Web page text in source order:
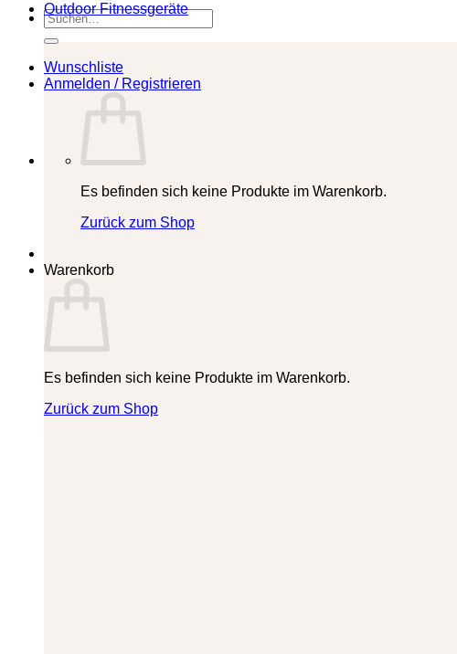
Suchen
nach:
Wunschliste
Anmelden / Registrieren
Es befinden sich keine Produkte im Warenkorb.
Zurück zum Shop
Warenkorb
Es befinden sich keine Produkte im Warenkorb.
Zurück zum Shop
Outdoor Fitnessgeräte